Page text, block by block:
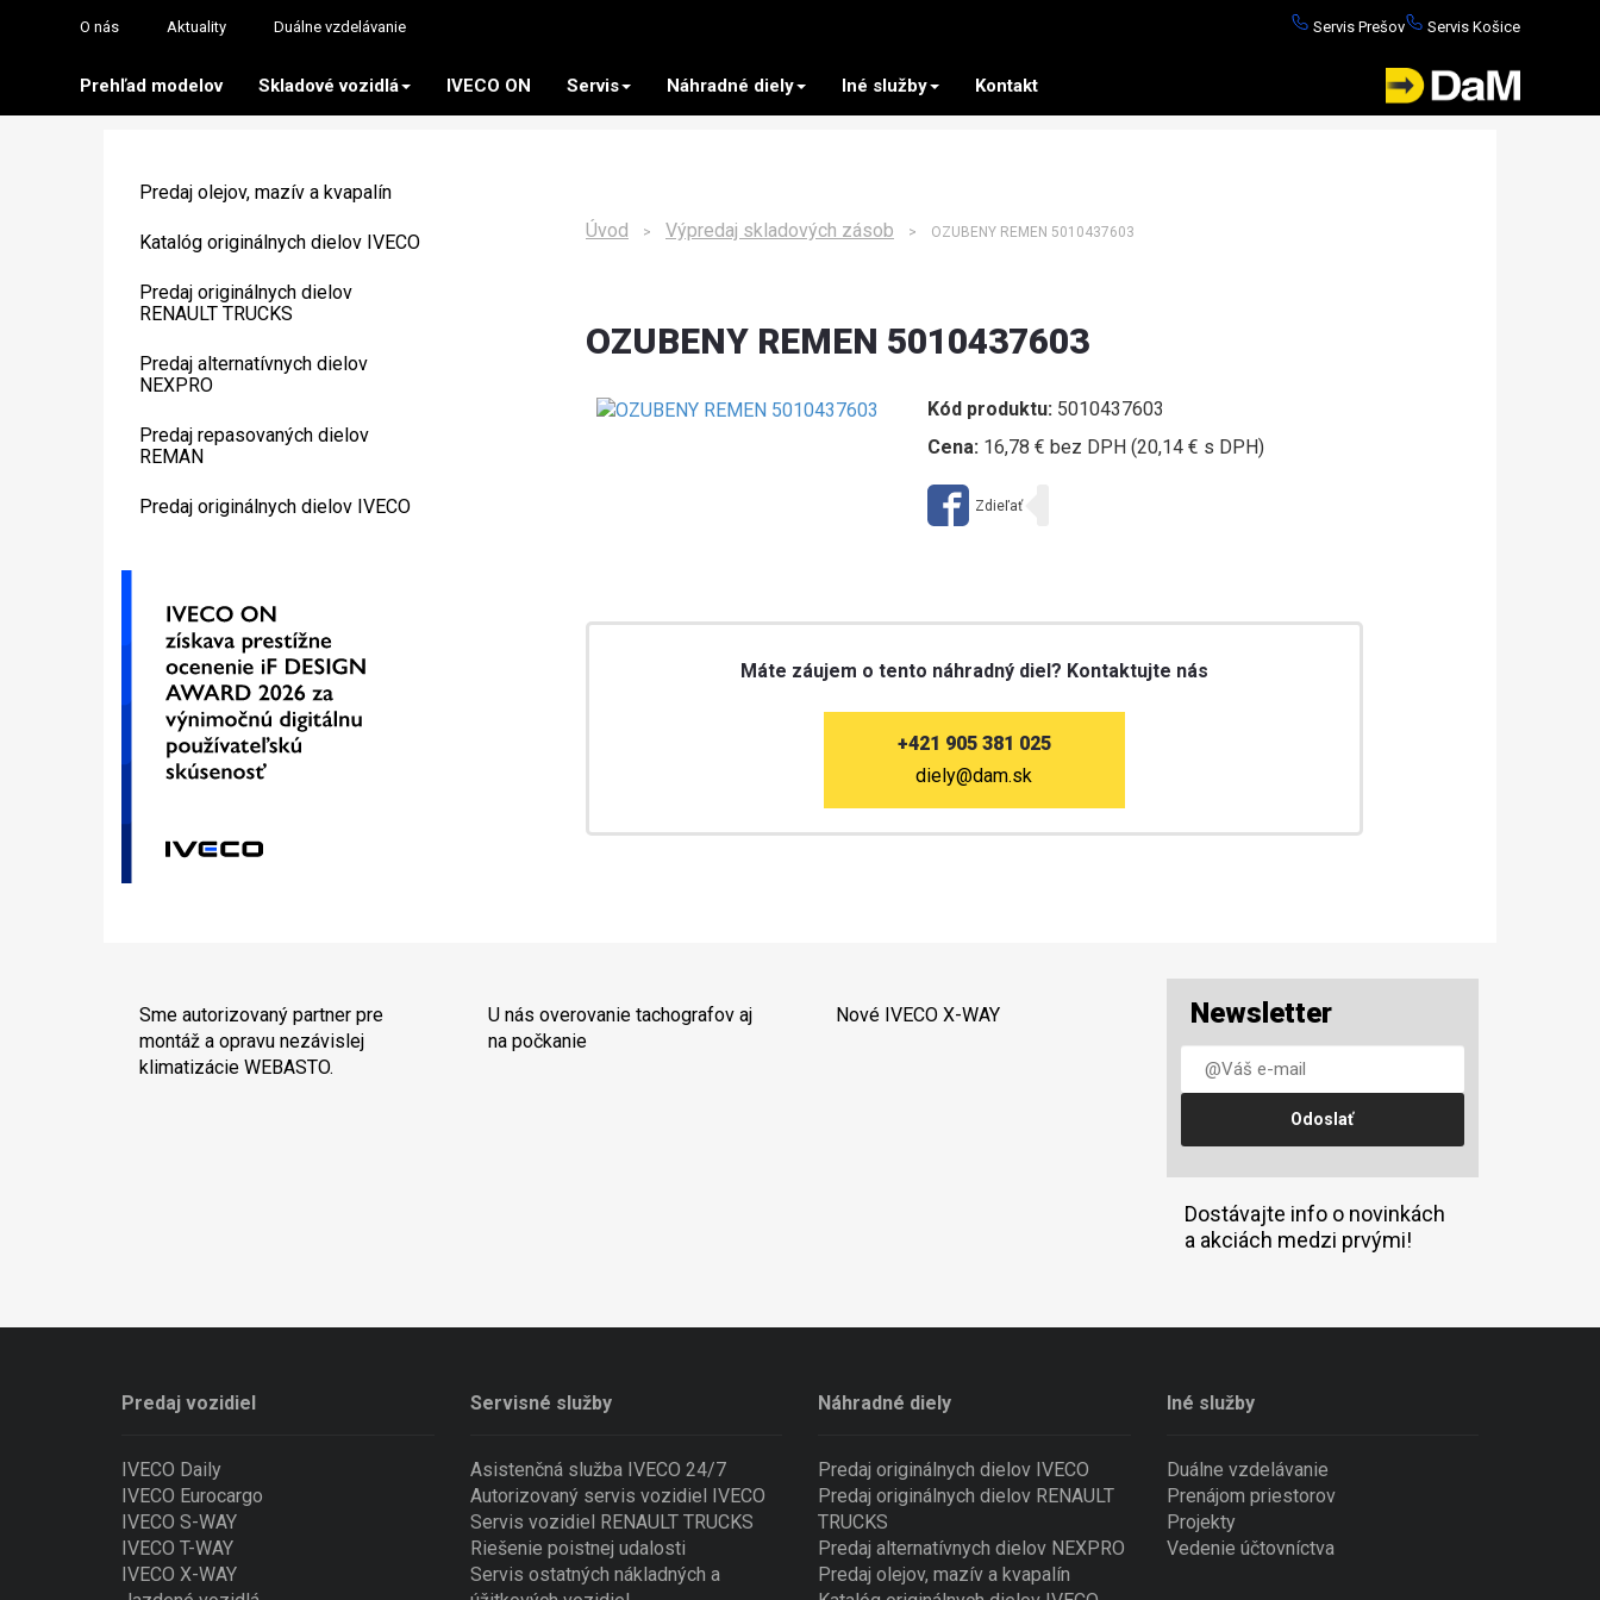
O nás Aktuality Duálne vzdelávanie Servis Prešov Servis Košice
Prehľad modelov Skladové vozidlá IVECO ON Servis Náhradné diely Iné služby Kontakt
Predaj olejov, mazív a kvapalín
Katalóg originálnych dielov IVECO
Predaj originálnych dielov
RENAULT TRUCKS
Predaj alternatívnych dielov
NEXPRO
Predaj repasovaných dielov
REMAN
Predaj originálnych dielov IVECO
Úvod > Výpredaj skladových zásob > OZUBENY REMEN 5010437603
OZUBENY REMEN 5010437603
Kód produktu:5010437603
Cena:16,78 € bez DPH (20,14 € s DPH)
Máte záujem o tento náhradný diel? Kontaktujte nás
+421 905 381 025
diely@dam.sk
Sme autorizovaný partner pre
montáž a opravu nezávislej
klimatizácie WEBASTO.
U nás overovanie tachografov aj
na počkanie
Nové IVECO X-WAY Newsletter
Dostávajte info o novinkách
a akciách medzi prvými!
Predaj vozidiel
IVECO Daily
IVECO Eurocargo
IVECO S-WAY
IVECO T-WAY
IVECO X-WAY
Servisné služby
Asistenčná služba IVECO 24/7
Autorizovaný servis vozidiel IVECO
Servis vozidiel RENAULT TRUCKS
Riešenie poistnej udalosti
Servis ostatných nákladných a
Náhradné diely
Predaj originálnych dielov IVECO
Predaj originálnych dielov RENAULT
TRUCKS
Predaj alternatívnych dielov NEXPRO
Predaj olejov, mazív a kvapalín
Iné služby
Duálne vzdelávanie
Prenájom priestorov
Projekty
Vedenie účtovníctva